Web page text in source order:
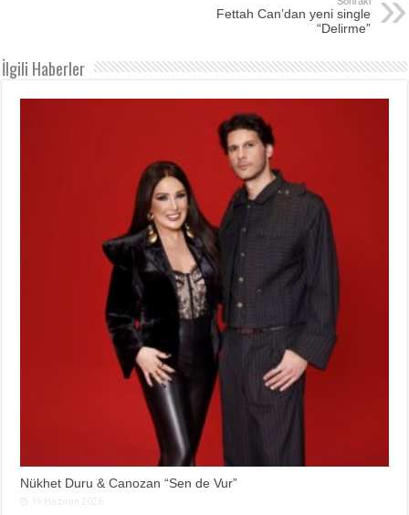
Fettah Can’dan yeni single
“Delirme”
İlgili Haberler
Nükhet Duru & Canozan “Sen de Vur”